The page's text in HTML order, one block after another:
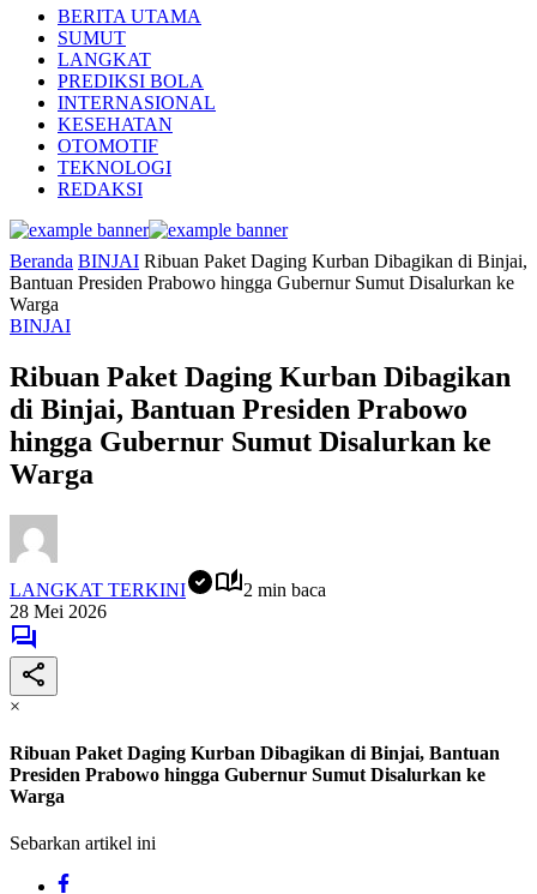
BERITA UTAMA
SUMUT
LANGKAT
PREDIKSI BOLA
INTERNASIONAL
KESEHATAN
OTOMOTIF
TEKNOLOGI
REDAKSI
Beranda BINJAI Ribuan Paket Daging Kurban Dibagikan di Binjai,
Bantuan Presiden Prabowo hingga Gubernur Sumut Disalurkan ke
Warga
BINJAI
Ribuan Paket Daging Kurban Dibagikan
di Binjai, Bantuan Presiden Prabowo
hingga Gubernur Sumut Disalurkan ke
Warga
LANGKAT TERKINI
2 min baca
28 Mei 2026
×
Ribuan Paket Daging Kurban Dibagikan di Binjai, Bantuan
Presiden Prabowo hingga Gubernur Sumut Disalurkan ke
Warga
Sebarkan artikel ini